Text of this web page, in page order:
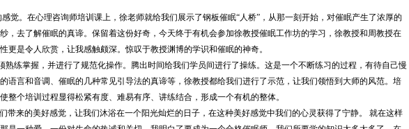
觉。在心理咨询师培训课上，徐老师就给我们展示了钢板催眠“人桥”，从那一刻开始，对催眠产生了浓厚的
，去了解催眠的真谛。保留着这份好奇，今天终于有机会参加徐教授催眠工作坊的学习，徐教授和周教授在
更是令人欣赏，让我感触颇深。惊叹于教授渊博的学识和催眠的神奇。
熟练掌握，并进行了规范化操作。腾出时间给我们学员间进行了操练。这是一个不断练习的过程，有待自己慢
语言和音调、催眠的几种常见引导法的真谛等，徐教授都给我们进行了示范，让我们领悟到大师的风范。培
整个培训过程显得松紧有度、难易有序、讲练结合，形成一个有机的整体。
带来的美好感觉，让我们沐浴在一个阳光灿烂的日子，在这种美好感觉中我们的心灵获得了宁静。
就在这样